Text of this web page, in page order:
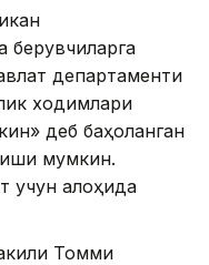
берувчиларга
департаменти
ходимлари
деб баҳоланган
мумкин.
учун алоҳида
Томми